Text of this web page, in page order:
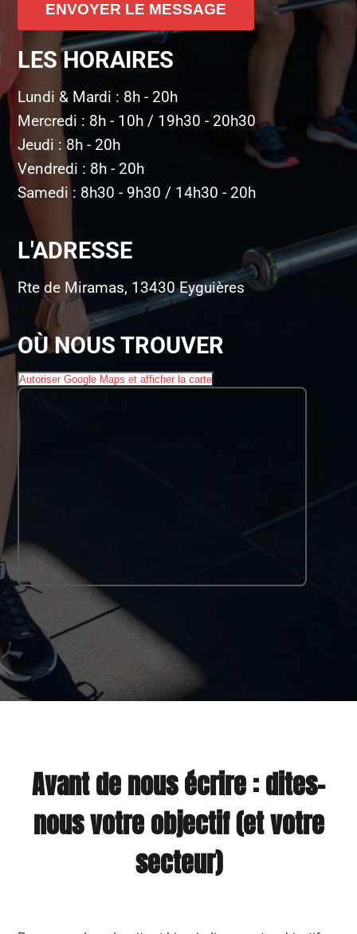
ENVOYER LE MESSAGE
LES HORAIRES
Lundi & Mardi : 8h - 20h
Mercredi : 8h - 10h / 19h30 - 20h30
Jeudi : 8h - 20h
Vendredi : 8h - 20h
Samedi : 8h30 - 9h30 / 14h30 - 20h
L'ADRESSE
Rte de Miramas, 13430 Eyguières
OÙ NOUS TROUVER
Autoriser Google Maps et afficher la carte
Avant de nous écrire : dites-
nous votre objectif (et votre
secteur)